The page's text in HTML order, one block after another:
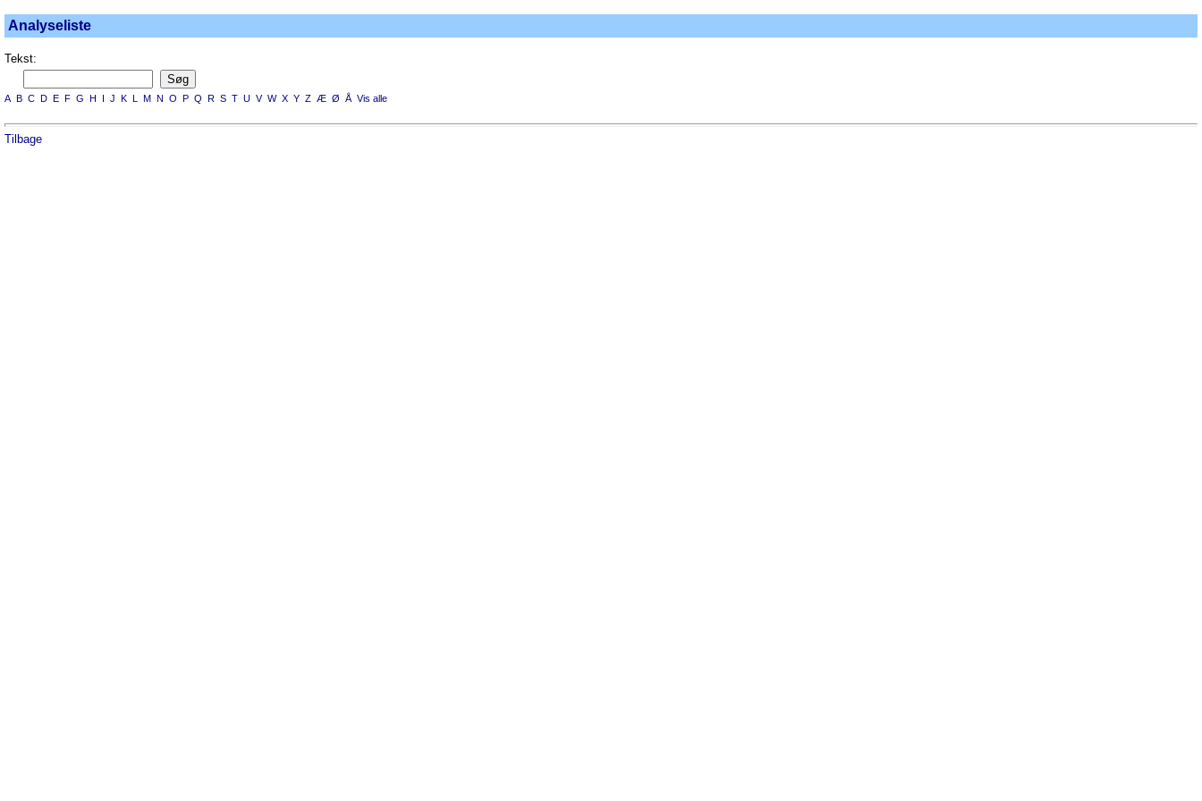
Analyseliste
Tekst:
A B C D E F G H I J K L M N O P Q R S T U V W X Y Z Æ Ø Å Vis alle
Tilbage